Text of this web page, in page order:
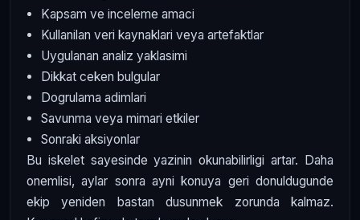
Kapsam ve inceleme amaci
Kullanilan veri kaynaklari veya artefaktlar
Uygulanan analiz yaklasimi
Dikkat ceken bulgular
Dogrulama adimlari
Savunma veya mimari etkiler
Sonraki aksiyonlar
Bu iskelet sayesinde yazinin okunabilirligi artar. Daha
onemlisi, aylar sonra ayni konuya geri donuldugunde
ekip yeniden bastan dusunmek zorunda kalmaz.